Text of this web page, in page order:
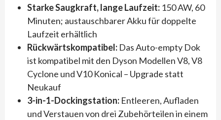
Starke Saugkraft, lange Laufzeit: 150 AW, 60
Minuten; austauschbarer Akku für doppelte
Laufzeit erhältlich
Rückwärtskompatibel: Das Auto-empty Dok
ist kompatibel mit den Dyson Modellen V8, V8
Cyclone und V10 Konical – Upgrade statt
Neukauf
3-in-1-Dockingstation: Entleeren, Aufladen
und Verstauen von drei Zubehörteilen in einem